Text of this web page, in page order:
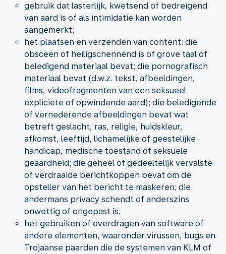
gebruik dat lasterlijk, kwetsend of bedreigend
van aard is of als intimidatie kan worden
aangemerkt;
het plaatsen en verzenden van content: die
obsceen of heiligschennend is of grove taal of
beledigend materiaal bevat; die pornografisch
materiaal bevat (d.w.z. tekst, afbeeldingen,
films, videofragmenten van een seksueel
expliciete of opwindende aard); die beledigende
of vernederende afbeeldingen bevat wat
betreft geslacht, ras, religie, huidskleur,
afkomst, leeftijd, lichamelijke of geestelijke
handicap, medische toestand of seksuele
geaardheid; die geheel of gedeeltelijk vervalste
of verdraaide berichtkoppen bevat om de
opsteller van het bericht te maskeren; die
andermans privacy schendt of anderszins
onwettig of ongepast is;
het gebruiken of overdragen van software of
andere elementen, waaronder virussen, bugs en
Trojaanse paarden die de systemen van KLM of